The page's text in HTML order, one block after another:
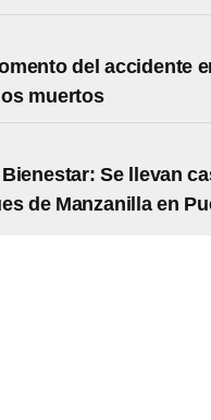
del accidente
muertos
Se llevan
de Manzanilla en